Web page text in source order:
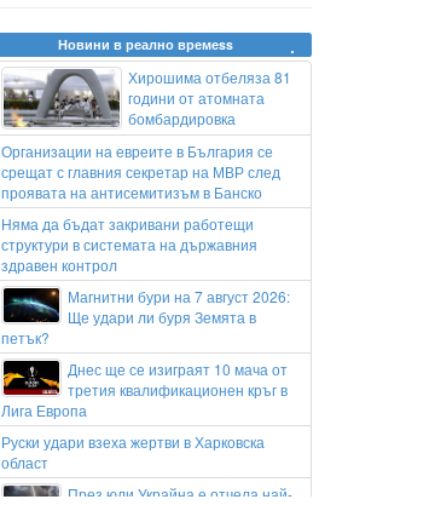
Новини в реално времеss
Хирошима отбеляза 81
години от атомната
бомбардировка
Организации на евреите в България се
срещат с главния секретар на МВР след
проявата на антисемитизъм в Банско
Няма да бъдат закривани работещи
структури в системата на държавния
здравен контрол
Магнитни бури на 7 август 2026:
Ще удари ли буря Земята в
петък?
Днес ще се изиграят 10 мача от
третия квалификационен кръг в
Лига Европа
Руски удари взеха жертви в Харковска
област
През юли Украйна е отчела най-